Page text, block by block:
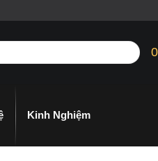
Kinh Nghiệm